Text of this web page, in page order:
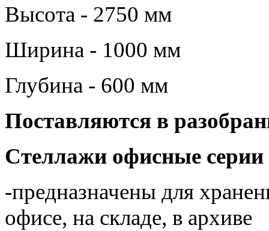
Высота - 2750 мм
Ширина - 1000 мм
Глубина - 600 мм
Поставляются в
Стеллажи офисные
-предназначены для
офисе, на складе, в архиве